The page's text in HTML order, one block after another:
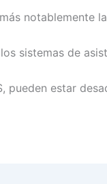
notablemente
sistemas de
pueden estar